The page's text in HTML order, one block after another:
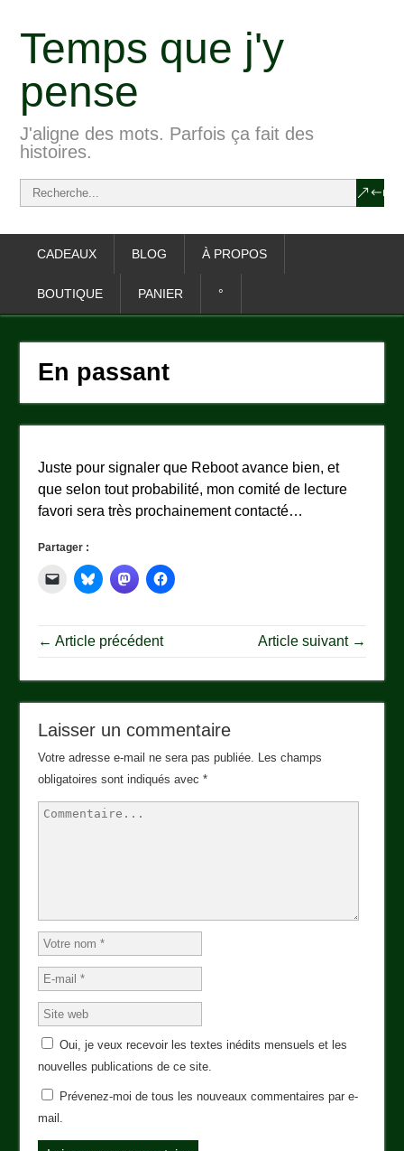
Temps que j'y
pense
J'aligne des mots. Parfois ça fait des
histoires.
CADEAUX BLOG À PROPOS
BOUTIQUE PANIER °
En passant
Juste pour signaler que Reboot avance bien, et
que selon tout probabilité, mon comité de lecture
favori sera très prochainement contacté…
Partager :
← Article précédent Article suivant →
Laisser un commentaire
Votre adresse e-mail ne sera pas publiée. Les champs
obligatoires sont indiqués avec*
Oui, je veux recevoir les textes inédits mensuels et les
nouvelles publications de ce site.
Prévenez-moi de tous les nouveaux commentaires par e-
mail.